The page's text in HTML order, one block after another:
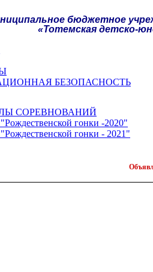
бюджетное
«Тотемская детско-
БЕЗОПАСНОСТЬ
СОРЕВНОВАНИЙ
гонки -2020"
гонки - 2021"